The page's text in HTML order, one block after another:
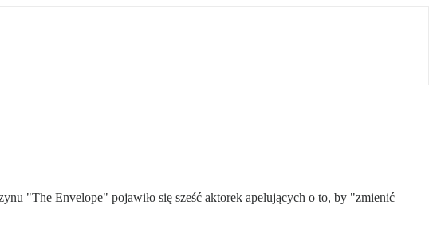
"The Envelope" pojawiło się sześć aktorek apelujących o to, by "zmienić